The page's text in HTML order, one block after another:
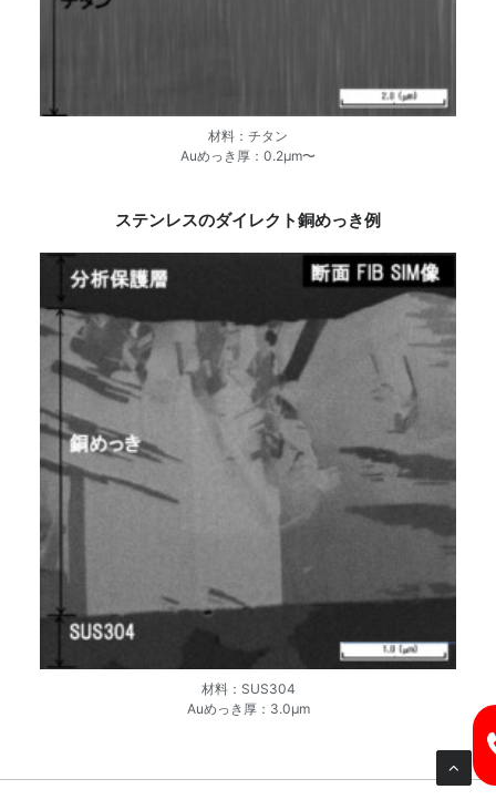
材料：チタン
Auめっき厚：0.2μm〜
ステンレスのダイレクト銅めっき例
材料：SUS304
Auめっき厚：3.0μm